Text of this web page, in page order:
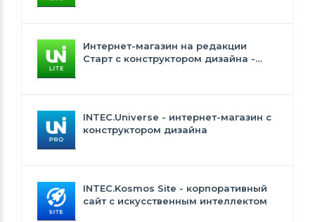
Интернет-магазин на редакции
Старт с конструктором дизайна -
INTEC.Universe - интернет-магазин с
конструктором дизайна
INTEC.Kosmos Site - корпоративный
сайт с искусственным интеллектом